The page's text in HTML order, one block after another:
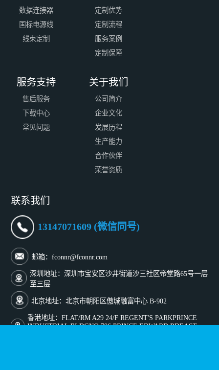
数据连接器
国标电源线
线束定制
定制优势
定制流程
服务案例
定制保障
服务支持
售后服务
下载中心
常见问题
关于我们
公司简介
企业文化
发展历程
生产能力
合作伙伴
荣誉资质
联系我们
13147071609 (微信同号)
邮箱：fconnr@fconnr.com
深圳地址：深圳市宝安区沙井街道沙三社区帝堂路65号一层
至三层
北京地址：北京市朝阳区傲城融富中心 B-902
香港地址：FLAT/RM A29 24/F REGENT'S PARKPRINCE
INDUSTRIAL BLDGNO.706 PRINCE EDWARD RDEAST